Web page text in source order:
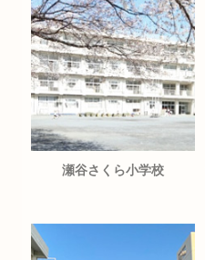
瀬谷さくら小学校